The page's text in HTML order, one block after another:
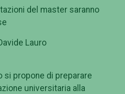
del master saranno
Lauro
si propone di preparare
universitaria alla